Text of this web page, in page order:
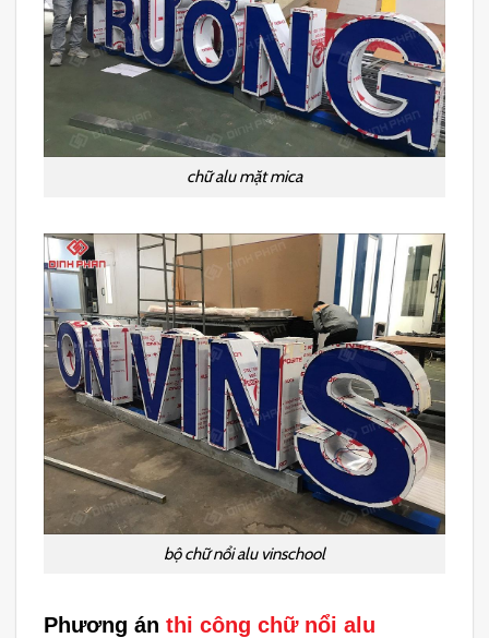
chữ alu mặt mica
bộ chữ nổi alu vinschool
Phương ánthi công chữ nổi alu